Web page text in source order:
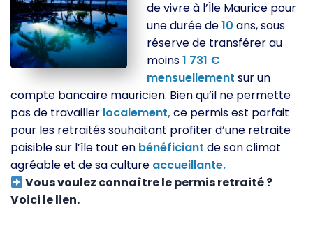
de vivre à l’Île Maurice pour
une durée de10 ans, sous
réserve de transférer au
moins1 731 €
mensuellement sur un
compte bancaire mauricien. Bien qu’il ne permette
pas de travailler localement,ce permis est parfait
pour les retraités souhaitant profiter d’une retraite
paisible sur l’île tout en bénéficiant de son climat
agréable et de sa culture accueillante.
Vous voulez connaître le permis retraité ?
Voici le lien.